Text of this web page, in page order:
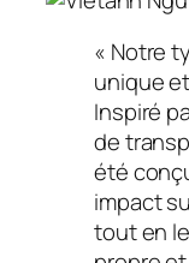
« Notre
unique
Inspiré
de
été
impact
tout en